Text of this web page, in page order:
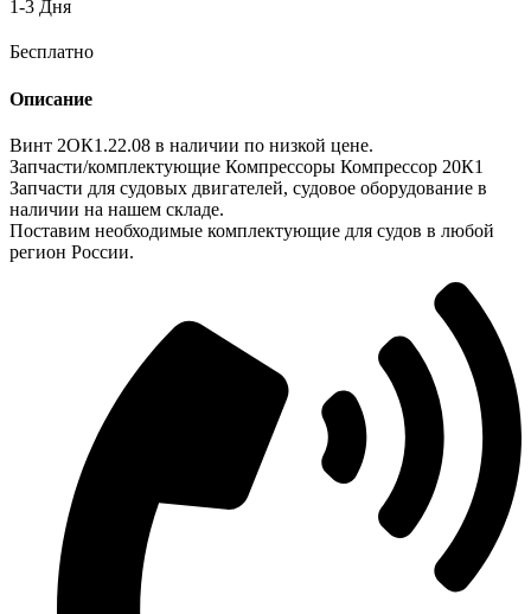
1-3 Дня
Бесплатно
Описание
Винт 2ОК1.22.08 в наличии по низкой цене.
Запчасти/комплектующие Компрессоры Компрессор 20К1
Запчасти для судовых двигателей, судовое оборудование в
наличии на нашем складе.
Поставим необходимые комплектующие для судов в любой
регион России.